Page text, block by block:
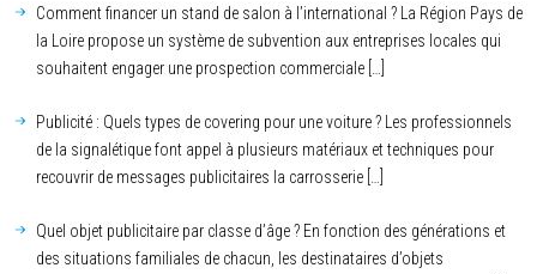
Comment financer un stand de salon à l’international ? La Région Pays de
la Loire propose un système de subvention aux entreprises locales qui
souhaitent engager une prospection commerciale […]
Publicité : Quels types de covering pour une voiture ? Les professionnels
de la signalétique font appel à plusieurs matériaux et techniques pour
recouvrir de messages publicitaires la carrosserie […]
Quel objet publicitaire par classe d’âge ? En fonction des générations et
des situations familiales de chacun, les destinataires d’objets